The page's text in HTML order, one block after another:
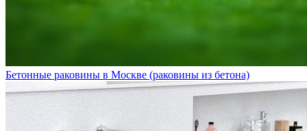
Бетонные раковины в Москве (раковины из бетона)